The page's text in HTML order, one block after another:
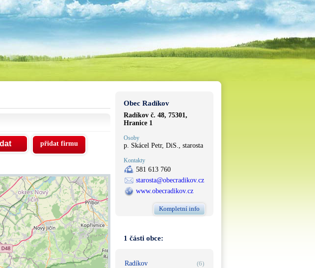
přidat firmu
Obec Radíkov
Radíkov č. 48, 75301,
Hranice 1
Osoby
p. Skácel Petr, DiS., starosta
Kontakty
581 613 760
starosta@obecradikov.cz
www.obecradikov.cz
Kompletní info
1 části obce:
Radíkov (6)